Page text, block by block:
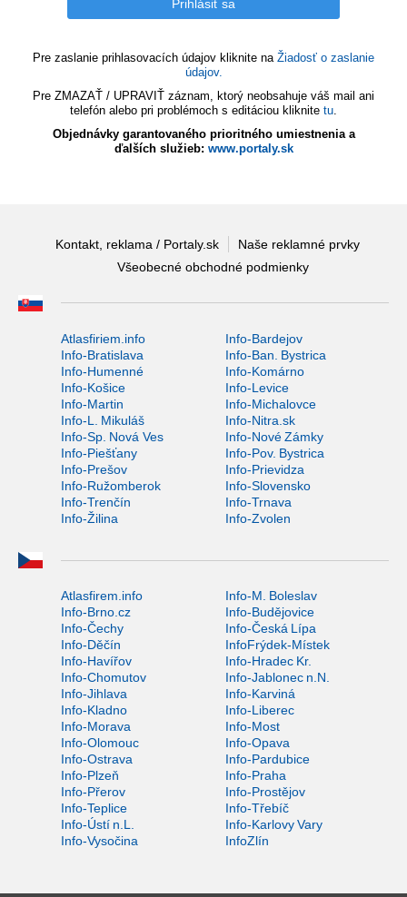
Pre zaslanie prihlasovacích údajov kliknite na Žiadosť o zaslanie
údajov.
Pre ZMAZAŤ / UPRAVIŤ záznam, ktorý neobsahuje váš mail ani
telefón alebo pri problémoch s editáciou kliknite tu.
Objednávky garantovaného prioritného umiestnenia a
ďalších služieb: www.portaly.sk
Kontakt, reklama / Portaly.sk
Naše reklamné prvky
Všeobecné obchodné podmienky
Atlasfiriem.info
Info-Bardejov
Info-Bratislava
Info-Ban. Bystrica
Info-Humenné
Info-Komárno
Info-Košice
Info-Levice
Info-Martin
Info-Michalovce
Info-L. Mikuláš
Info-Nitra.sk
Info-Sp. Nová Ves
Info-Nové Zámky
Info-Piešťany
Info-Pov. Bystrica
Info-Prešov
Info-Prievidza
Info-Ružomberok
Info-Slovensko
Info-Trenčín
Info-Trnava
Info-Žilina
Info-Zvolen
Atlasfirem.info
Info-M. Boleslav
Info-Brno.cz
Info-Budějovice
Info-Čechy
Info-Česká Lípa
Info-Děčín
InfoFrýdek-Místek
Info-Havířov
Info-Hradec Kr.
Info-Chomutov
Info-Jablonec n.N.
Info-Jihlava
Info-Karviná
Info-Kladno
Info-Liberec
Info-Morava
Info-Most
Info-Olomouc
Info-Opava
Info-Ostrava
Info-Pardubice
Info-Plzeň
Info-Praha
Info-Přerov
Info-Prostějov
Info-Teplice
Info-Třebíč
Info-Ústí n.L.
Info-Karlovy Vary
Info-Vysočina
InfoZlín